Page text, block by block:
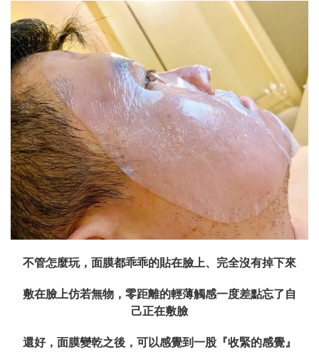
不管怎麼玩，面膜都乖乖的貼在臉上、完全沒有掉下來
敷在臉上仿若無物，零距離的輕薄觸感一度差點忘了自
己正在敷臉
還好，面膜變乾之後，可以感覺到一股『收緊的感覺』